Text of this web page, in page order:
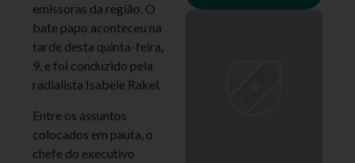
emissoras da região. O
bate papo aconteceu na
tarde desta quinta-feira,
9, e foi conduzido pela
radialista Isabele Rakel.
Entre os assuntos
colocados em pauta, o
chefe do executivo